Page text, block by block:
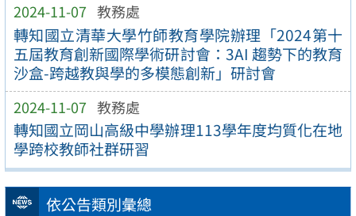
2024-11-07 教務處
轉知國立清華大學竹師教育學院辦理「2024第十
五屆教育創新國際學術研討會：3AI 趨勢下的教育
沙盒-跨越教與學的多模態創新」研討會
2024-11-07 教務處
轉知國立岡山高級中學辦理113學年度均質化在地
學跨校教師社群研習
依公告類別彙總